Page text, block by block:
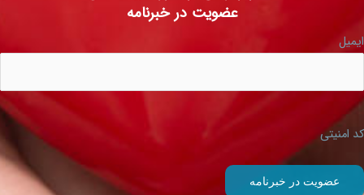
عضویت در خبرنامه
ایمیل
کد امنیتی